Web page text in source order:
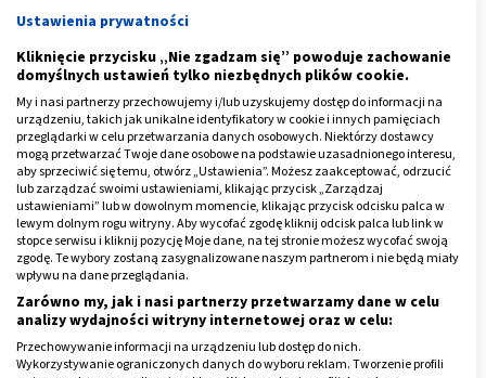
zewnątrz przemieszczają się dalej w głąb układu
pokarmowego, odkładają się w jelitach powodując
głośne kurczenia i przelewanie się. Kłopotliwe są
zarówno nadmiary gazów w żołądku jak i w jelitach.
W takich sytuacjach zalecane jest przyjmowanie leków
zmniejszające napięcie powierzchniowe gazów (u osób
z bolesnymi wzdęciami). Tego rodzaju leki łagodzą
objawy takie jak wzdęcia, zmniejszają uczucie pełności
oraz rozluźniają napięcie żołądka.
Dolegliwości związane z trawieniem mogą mieć
również podłoże psychologiczne. Depresja, stres,
niepokój, palenie papierosów, ciężkostrawne posiłki
mogą doprowadzać do niestrawności i wielu innych
Ustawienia prywatności
Kliknięcie przycisku „Nie zgadzam się” powoduje zachowanie
domyślnych ustawień tylko niezbędnych plików cookie.
My i nasi partnerzy przechowujemy i/lub uzyskujemy dostęp do informacji na
urządzeniu, takich jak unikalne identyfikatory w cookie i innych pamięciach
przeglądarki w celu przetwarzania danych osobowych. Niektórzy dostawcy
mogą przetwarzać Twoje dane osobowe na podstawie uzasadnionego interesu,
aby sprzeciwić się temu, otwórz „Ustawienia”. Możesz zaakceptować, odrzucić
lub zarządzać swoimi ustawieniami, klikając przycisk „Zarządzaj
ustawieniami” lub w dowolnym momencie, klikając przycisk odcisku palca w
lewym dolnym rogu witryny. Aby wycofać zgodę kliknij odcisk palca lub link w
stopce serwisu i kliknij pozycję Moje dane, na tej stronie możesz wycofać swoją
zgodę. Te wybory zostaną zasygnalizowane naszym partnerom i nie będą miały
wpływu na dane przeglądania.
Zarówno my, jak i nasi partnerzy przetwarzamy dane w celu
analizy wydajności witryny internetowej oraz w celu:
Przechowywanie informacji na urządzeniu lub dostęp do nich.
Wykorzystywanie ograniczonych danych do wyboru reklam. Tworzenie profili